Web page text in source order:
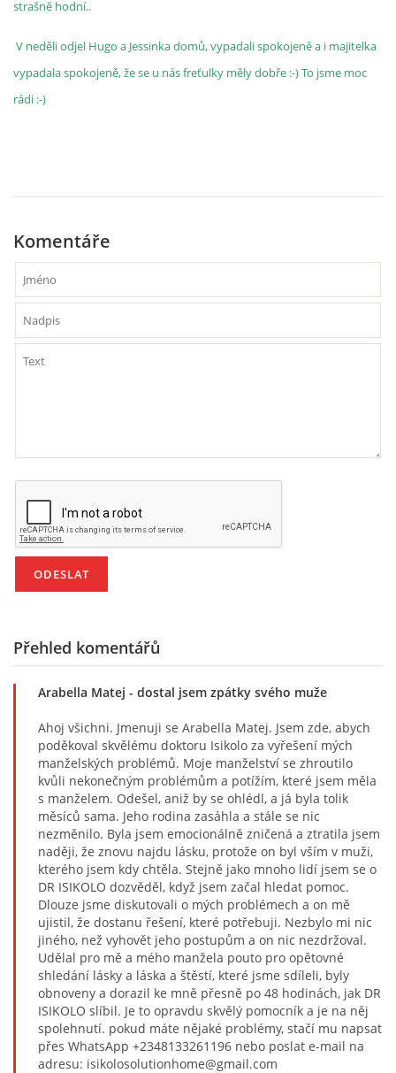
strašně hodní..
V neděli odjel Hugo a Jessinka domů, vypadali spokojeně a i majitelka
vypadala spokojeně, že se u nás freťulky měly dobře :-) To jsme moc
rádi :-)
Komentáře
Přehled komentářů
Arabella Matej - dostal jsem zpátky svého muže
Ahoj všichni. Jmenuji se Arabella Matej. Jsem zde, abych
poděkoval skvělému doktoru Isikolo za vyřešení mých
manželských problémů. Moje manželství se zhroutilo
kvůli nekonečným problémům a potížím, které jsem měla
s manželem. Odešel, aniž by se ohlédl, a já byla tolik
měsíců sama. Jeho rodina zasáhla a stále se nic
nezměnilo. Byla jsem emocionálně zničená a ztratila jsem
naději, že znovu najdu lásku, protože on byl vším v muži,
kterého jsem kdy chtěla. Stejně jako mnoho lidí jsem se o
DR ISIKOLO dozvěděl, když jsem začal hledat pomoc.
Dlouze jsme diskutovali o mých problémech a on mě
ujistil, že dostanu řešení, které potřebuji. Nezbylo mi nic
jiného, ​​než vyhovět jeho postupům a on nic nezdržoval.
Udělal pro mě a mého manžela pouto pro opětovné
shledání lásky a láska a štěstí, které jsme sdíleli, byly
obnoveny a dorazil ke mně přesně po 48 hodinách, jak DR
ISIKOLO slíbil. Je to opravdu skvělý pomocník a je na něj
spolehnutí. pokud máte nějaké problémy, stačí mu napsat
přes WhatsApp +2348133261196 nebo poslat e-mail na
adresu: isikolosolutionhome@gmail.com